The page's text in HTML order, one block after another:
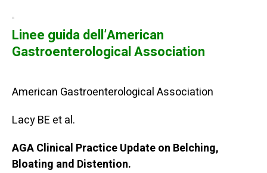
Linee guida dell’American
Gastroenterological Association
American Gastroenterological Association
Lacy BE et al.
AGA Clinical Practice Update on Belching,
Bloating and Distention.